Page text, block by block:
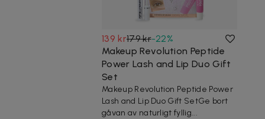
139 kr179 kr-22%
Makeup Revolution Peptide
Power Lash and Lip Duo Gift
Set
Makeup Revolution Peptide Power
Lash and Lip Duo Gift SetGe bort
gåvan av naturligt fyllig...